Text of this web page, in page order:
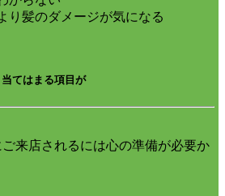
り髪のダメージが気になる
当てはまる項目が
来店されるには心の準備が必要か